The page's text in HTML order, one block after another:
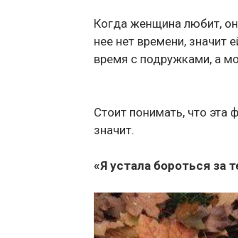
Когда женщина любит,
нее нет времени, значит
время с подружками, а
Стоит понимать, что эта
значит.
«Я устала бороться за